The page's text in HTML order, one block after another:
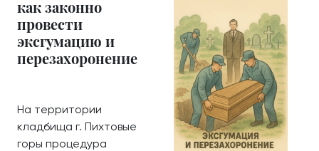
как законно
провести
эксгумацию и
перезахоронение
На территории
кладбища г. Пихтовые
горы процедура